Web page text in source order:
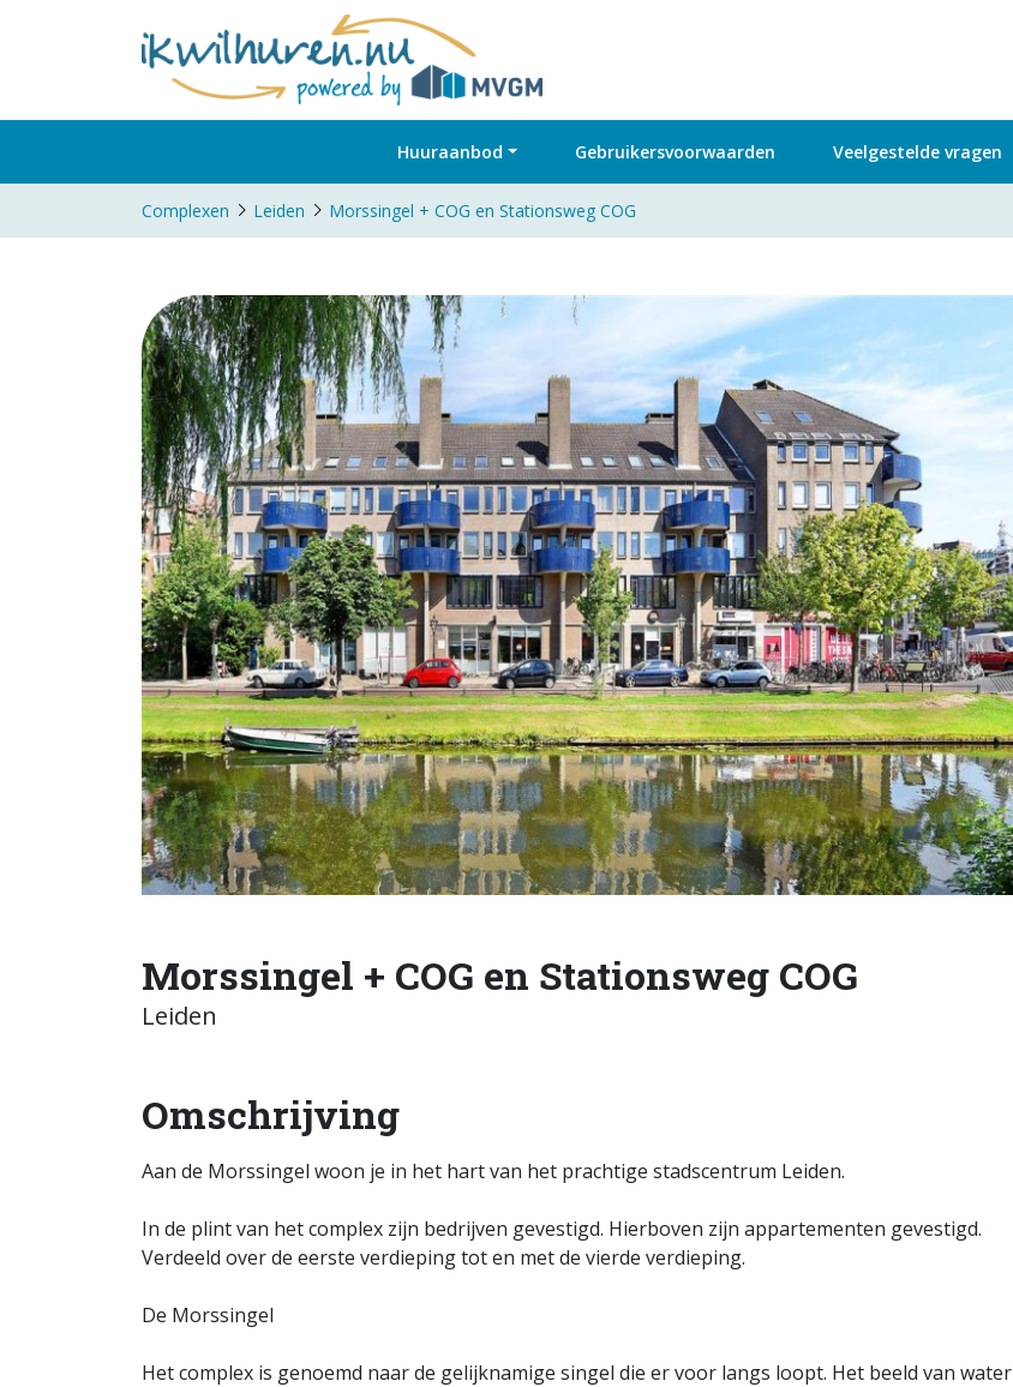
Huuraanbod Gebruikersvoorwaarden Veelgestelde vragen
Complexen Leiden Morssingel + COG en Stationsweg COG
Morssingel + COG en Stationsweg COG
Leiden
Omschrijving
Aan de Morssingel woon je in het hart van het prachtige stadscentrum Leiden.
In de plint van het complex zijn bedrijven gevestigd. Hierboven zijn appartementen gevestigd.
Verdeeld over de eerste verdieping tot en met de vierde verdieping.
De Morssingel
Het complex is genoemd naar de gelijknamige singel die er voor langs loopt. Het beeld van water